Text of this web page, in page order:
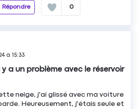
Répondre 0
à15:33
a un problème avec le réservoir
neige, j'ai glissé avec ma voiture
Heureusement, j'étais seule et